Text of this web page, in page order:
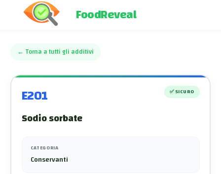
FoodReveal
← Torna a tutti gli additivi
E201 ✅SICURO
Sodio sorbate
CATEGORIA
Conservanti